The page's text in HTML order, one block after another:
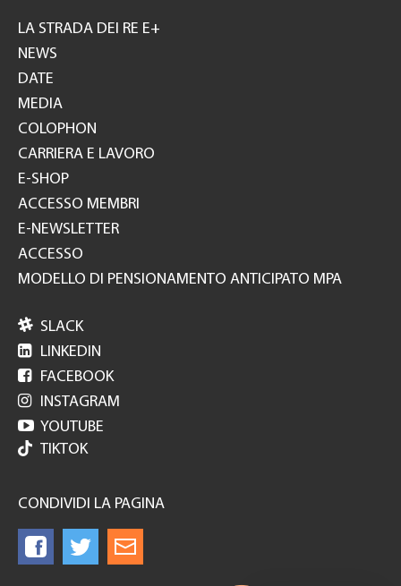
GH
LA STRADA DEI RE E+
NEWS
DATE
MEDIA
COLOPHON
CARRIERA E LAVORO
E-SHOP
ACCESSO MEMBRI
E-NEWSLETTER
ACCESSO
MODELLO DI PENSIONAMENTO ANTICIPATO MPA
 SLACK
 LINKEDIN
 FACEBOOK
 INSTAGRAM
 YOUTUBE
TIKTOK
CONDIVIDI LA PAGINA